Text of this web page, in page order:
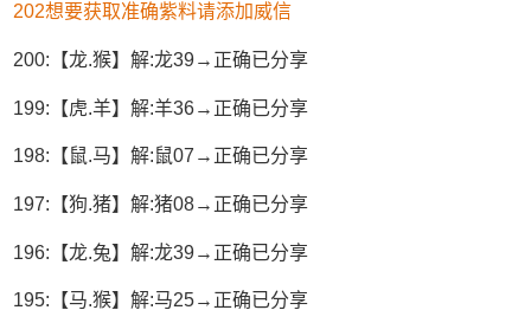
202想要获取准确紫料请添加威信
200:【龙.猴】解:龙39→正确已分享
199:【虎.羊】解:羊36→正确已分享
198:【鼠.马】解:鼠07→正确已分享
197:【狗.猪】解:猪08→正确已分享
196:【龙.兔】解:龙39→正确已分享
195:【马.猴】解:马25→正确已分享